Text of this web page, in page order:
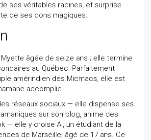
ses véritables racines, et surprise
de ses dons magiques.
âgée de seize ans ; elle termine
au Québec. Parfaitement
amérindien des Micmacs, elle est
accomplie.
réseaux sociaux — elle dispense ses
sur son blog, anime des
— elle y croise Al, un étudiant de la
de Marseille, âgé de 17 ans. Ce